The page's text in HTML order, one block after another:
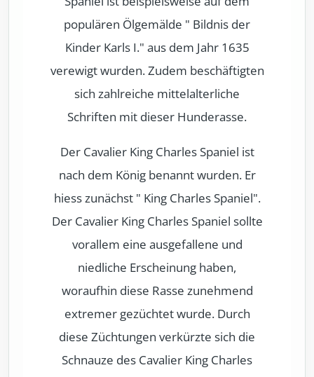
populären Ölgemälde " Bildnis der
Kinder Karls I." aus dem Jahr 1635
verewigt wurden. Zudem beschäftigten
sich zahlreiche mittelalterliche
Schriften mit dieser Hunderasse.
Der Cavalier King Charles Spaniel ist
nach dem König benannt wurden. Er
hiess zunächst " King Charles Spaniel".
Der Cavalier King Charles Spaniel sollte
vorallem eine ausgefallene und
niedliche Erscheinung haben,
woraufhin diese Rasse zunehmend
extremer gezüchtet wurde. Durch
diese Züchtungen verkürzte sich die
Schnauze des Cavalier King Charles